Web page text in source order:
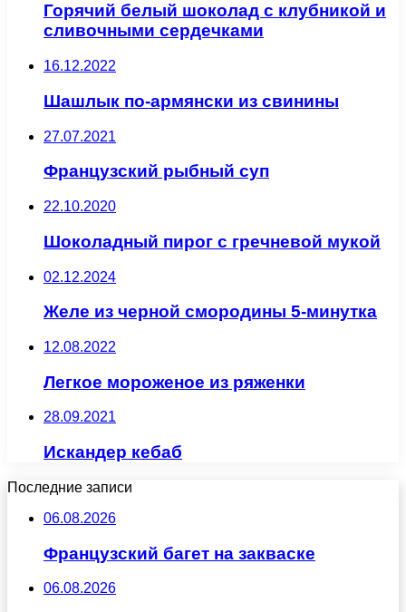
Горячий белый шоколад с клубникой и
сливочными сердечками
16.12.2022
Шашлык по-армянски из свинины
27.07.2021
Французский рыбный суп
22.10.2020
Шоколадный пирог с гречневой мукой
02.12.2024
Желе из черной смородины 5-минутка
12.08.2022
Легкое мороженое из ряженки
28.09.2021
Искандер кебаб
Последние записи
06.08.2026
Французский багет на закваске
06.08.2026